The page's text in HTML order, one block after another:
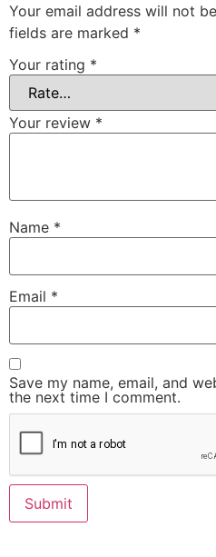
Your email address will not
fields are marked *
Your rating *
Your review *
Name *
Email *
Save my name, email, and
the next time I comment.